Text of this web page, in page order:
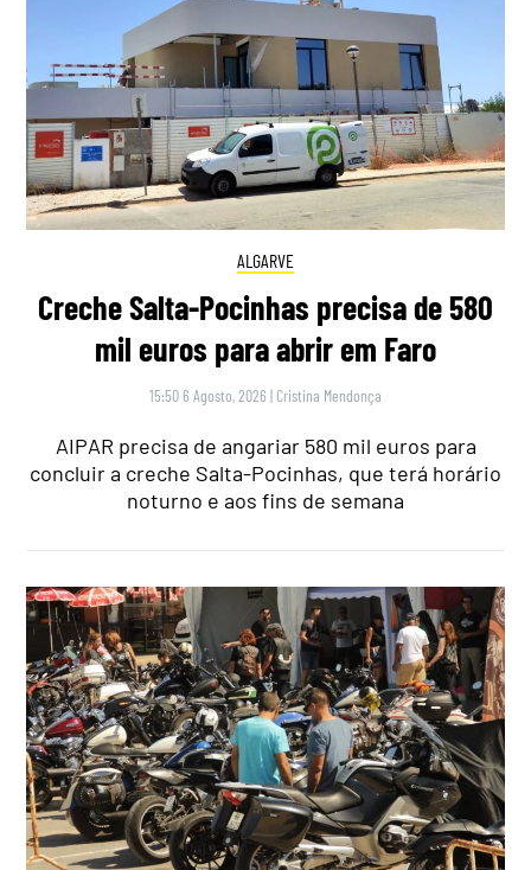
ALGARVE
Creche Salta-Pocinhas precisa de 580
mil euros para abrir em Faro
15:50 6 Agosto, 2026 | Cristina Mendonça
AIPAR precisa de angariar 580 mil euros para
concluir a creche Salta-Pocinhas, que terá horário
noturno e aos fins de semana